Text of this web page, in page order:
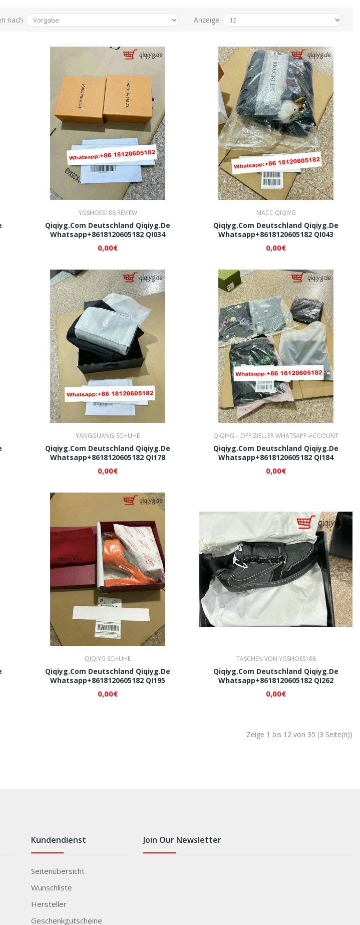
nach Anzeige
YGSHOES188 REVIEW
Qiqiyg.com Deutschland Qiqiyg.de
Whatsapp+8618120605182 QI034
0,00€
MACC QIQIYG
Qiqiyg.com Deutschland Qiqiyg.de
Whatsapp+8618120605182 QI043
0,00€
YANGGUANG-SCHUHE
Qiqiyg.com Deutschland Qiqiyg.de
Whatsapp+8618120605182 QI178
0,00€
QIQIYG – OFFIZIELLER WHATSAPP-ACCOUNT
Qiqiyg.com Deutschland Qiqiyg.de
Whatsapp+8618120605182 QI184
0,00€
QIQIYG SCHUHE
Qiqiyg.com Deutschland Qiqiyg.de
Whatsapp+8618120605182 QI195
0,00€
TASCHEN VON YGSHOES188
Qiqiyg.com Deutschland Qiqiyg.de
Whatsapp+8618120605182 QI262
0,00€
Zeige 1 bis 12 von 35 (3 Seite(n))
Kundendienst
Seitenübersicht
Wunschliste
Hersteller
Geschenkgutscheine
Join Our Newsletter